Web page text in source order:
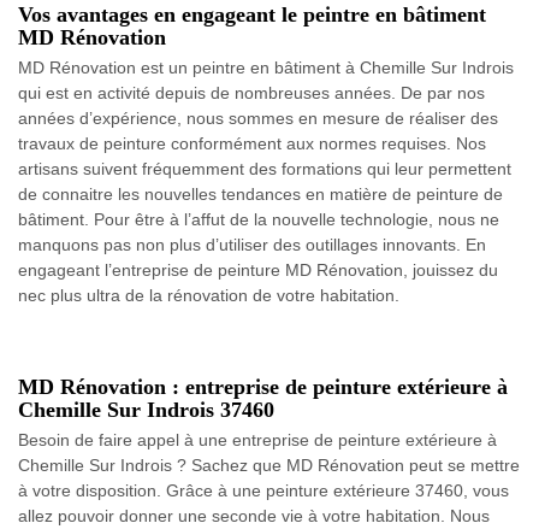
Vos avantages en engageant le peintre en bâtiment
MD Rénovation
MD Rénovation est un peintre en bâtiment à Chemille Sur Indrois
qui est en activité depuis de nombreuses années. De par nos
années d’expérience, nous sommes en mesure de réaliser des
travaux de peinture conformément aux normes requises. Nos
artisans suivent fréquemment des formations qui leur permettent
de connaitre les nouvelles tendances en matière de peinture de
bâtiment. Pour être à l’affut de la nouvelle technologie, nous ne
manquons pas non plus d’utiliser des outillages innovants. En
engageant l’entreprise de peinture MD Rénovation, jouissez du
nec plus ultra de la rénovation de votre habitation.
MD Rénovation : entreprise de peinture extérieure à
Chemille Sur Indrois 37460
Besoin de faire appel à une entreprise de peinture extérieure à
Chemille Sur Indrois ? Sachez que MD Rénovation peut se mettre
à votre disposition. Grâce à une peinture extérieure 37460, vous
allez pouvoir donner une seconde vie à votre habitation. Nous